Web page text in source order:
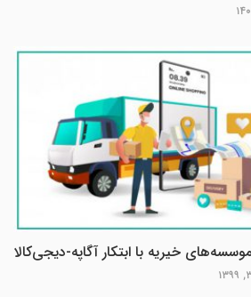
خیریه با ابتکار آگاپه-دیجی‌کالا